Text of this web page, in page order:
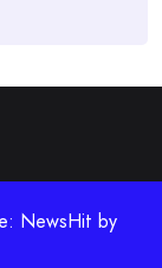
NewsHit by